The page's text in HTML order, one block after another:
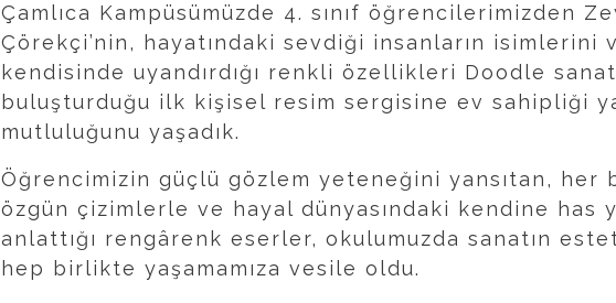
Çamlıca Kampüsümüzde 4. sınıf öğrencilerimizden
Çörekçi’nin, hayatındaki sevdiği insanların isimlerini
kendisinde uyandırdığı renkli özellikleri Doodle
buluşturduğu ilk kişisel resim sergisine ev sahipliği
mutluluğunu yaşadık.
Öğrencimizin güçlü gözlem yeteneğini yansıtan, her
özgün çizimlerle ve hayal dünyasındaki kendine has
anlattığı rengârenk eserler, okulumuzda sanatın
hep birlikte yaşamamıza vesile oldu.